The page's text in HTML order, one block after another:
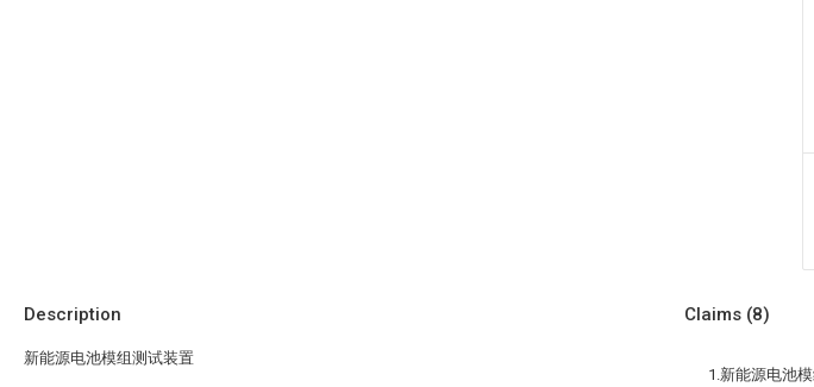
Description
新能源电池模组测试装置
Claims (8)
1.新能源电池